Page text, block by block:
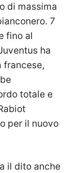
di massima
7
fino al
ha
francese,
totale e
per il nuovo
il dito anche